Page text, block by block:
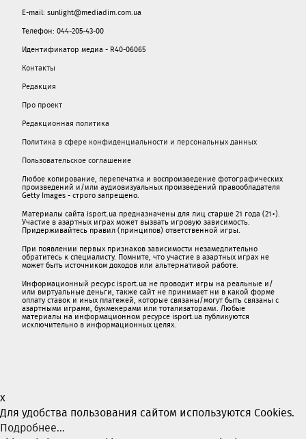
E-mail: sunlight@mediadim.com.ua
Телефон: 044-205-43-00
Идентификатор медиа - R40-06065
Контакты
Редакция
Про проект
Редакционная политика
Политика в сфере конфиденциальности и персональных данных
Пользовательское соглашение
Любое копирование, перепечатка и воспроизведение фотографических
произведений и/или аудиовизуальных произведений правообладателя
Getty Images - строго запрещено.
Материалы сайта isport.ua предназначены для лиц старше 21 года (21+).
Участие в азартных играх может вызвать игровую зависимость.
Придерживайтесь правил (принципов) ответственной игры.
При появлении первых признаков зависимости незамедлительно
обратитесь к специалисту. Помните, что участие в азартных играх не
может быть источником доходов или альтернативой работе.
Информационный ресурс isport.ua не проводит игры на реальные и/
или виртуальные деньги, также сайт не принимает ни в какой форме
oплaту ставок и иных платежей, которые связаны/могут быть связаны c
азартными игрaми, букмекерами или тотализаторами. Любые
материалы на информационном ресурсе isport.ua публикуютcя
исключительно в информационных целях.
x
Для удобства пользования сайтом используются Cookies.
Подробнее...